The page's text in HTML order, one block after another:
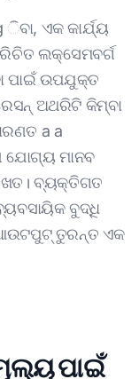
ିବା, ଏକ କାର୍ଯ୍ୟ
ଲକ୍ସେମବର୍ଗ
ପାଇଁ ଉପଯୁକ୍ତ
ଅଥରିଟି କିମ୍ବା
a a
ଯୋଗ୍ୟ ମାନବ
ବ୍ୟକ୍ତିଗତ
ବୁଦ୍ଧି
ଆଉଟପୁଟ୍ ତୁରନ୍ତ ଏକ
ପାଇଁ